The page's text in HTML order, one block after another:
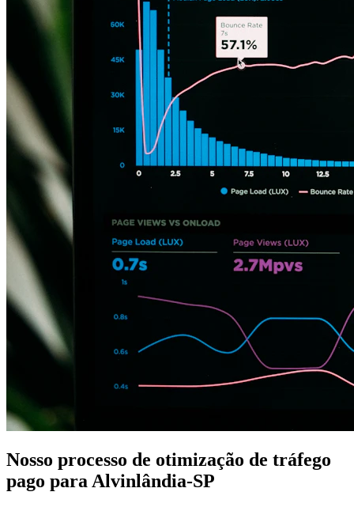
Nosso processo de otimização de tráfego
pago para Alvinlândia-SP